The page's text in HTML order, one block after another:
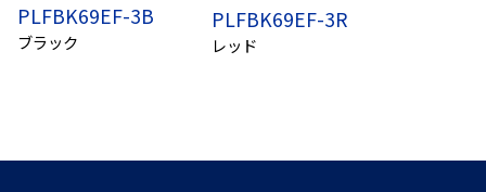
PLFBK69EF-3B
ブラック
PLFBK69EF-3R
レッド